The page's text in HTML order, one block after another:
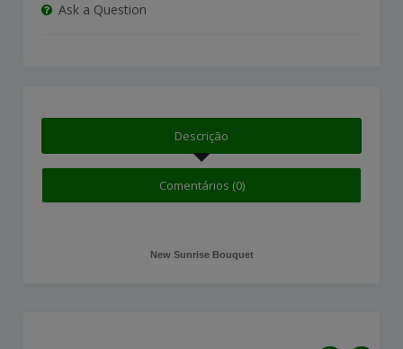
Ask a Question
Descrição
Comentários (0)
New Sunrise Bouquet